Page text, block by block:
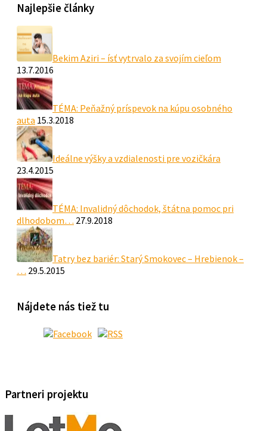
Najlepšie články
Bekim Aziri – ísť vytrvalo za svojím cieľom
13.7.2016
TÉMA: Peňažný príspevok na kúpu osobného
auta 15.3.2018
Ideálne výšky a vzdialenosti pre vozičkára
23.4.2015
TÉMA: Invalidný dôchodok, štátna pomoc pri
dlhodobom… 27.9.2018
Tatry bez bariér: Starý Smokovec – Hrebienok –
… 29.5.2015
Nájdete nás tiež tu
Partneri projektu